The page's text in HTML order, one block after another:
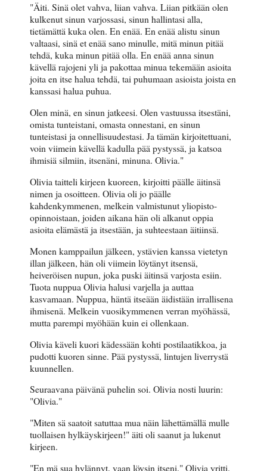
"Äiti. Sinä olet vahva, liian vahva. Liian pitkään olen
kulkenut sinun varjossasi, sinun hallintasi alla,
tietämättä kuka olen. En enää. En enää alistu sinun
valtaasi, sinä et enää sano minulle, mitä minun pitää
tehdä, kuka minun pitää olla. En enää anna sinun
kävellä rajojeni yli ja pakottaa minua tekemään asioita
joita en itse halua tehdä, tai puhumaan asioista joista en
kanssasi halua puhua.
Olen minä, en sinun jatkeesi. Olen vastuussa itsestäni,
omista tunteistani, omasta onnestani, en sinun
tunteistasi ja onnellisuudestasi. Ja tämän kirjoitettuani,
voin viimein kävellä kadulla pää pystyssä, ja katsoa
ihmisiä silmiin, itsenäni, minuna. Olivia."
Olivia taitteli kirjeen kuoreen, kirjoitti päälle äitinsä
nimen ja osoitteen. Olivia oli jo päälle
kahdenkymmenen, melkein valmistunut yliopisto-
opinnoistaan, joiden aikana hän oli alkanut oppia
asioita elämästä ja itsestään, ja suhteestaan äitiinsä.
Monen kamppailun jälkeen, ystävien kanssa vietetyn
illan jälkeen, hän oli viimein löytänyt itsensä,
heiveröisen nupun, joka puski äitinsä varjosta esiin.
Tuota nuppua Olivia halusi varjella ja auttaa
kasvamaan. Nuppua, häntä itseään äidistään irrallisena
ihmisenä. Melkein vuosikymmenen verran myöhässä,
mutta parempi myöhään kuin ei ollenkaan.
Olivia käveli kuori kädessään kohti postilaatikkoa, ja
pudotti kuoren sinne. Pää pystyssä, lintujen liverrystä
kuunnellen.
Seuraavana päivänä puhelin soi. Olivia nosti luurin:
"Olivia."
"Miten sä saatoit satuttaa mua näin lähettämällä mulle
tuollaisen hylkäyskirjeen!" äiti oli saanut ja lukenut
kirjeen.
"En mä sua hylännyt, vaan löysin itseni," Olivia yritti.